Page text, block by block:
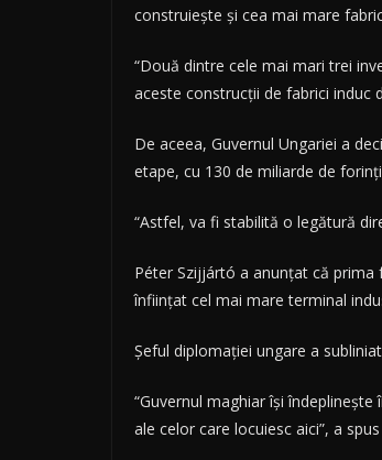
construieşte şi cea mai mare
“Două dintre cele mai mari trei
aceste construcţii de fabrici induc
De aceea, Guvernul Ungariei a
etape, cu 130 de miliarde de
“Astfel, va fi stabilită o legătură
Péter Szijjártó a anunţat că prima
înfiinţat cel mai mare terminal
Şeful diplomaţiei ungare a
“Guvernul maghiar îşi
ale celor care locuiesc aici”, a